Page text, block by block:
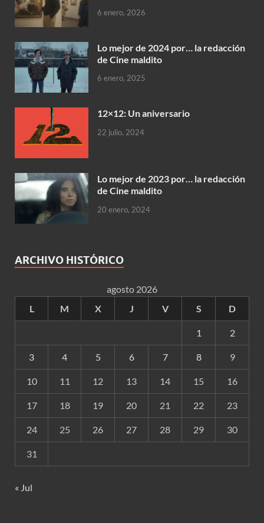
6 enero, 2026
Lo mejor de 2024 por… la redacción
de Cine maldito
6 enero, 2025
12×12: Un aniversario
22 julio, 2024
Lo mejor de 2023 por… la redacción
de Cine maldito
20 enero, 2024
ARCHIVO HISTÓRICO
agosto 2026
L
M X J V S D
1 2
3 4 5 6 7 8 9
10 11 12 13 14 15 16
17 18 19 20 21 22 23
24 25 26 27 28 29 30
31
« Jul